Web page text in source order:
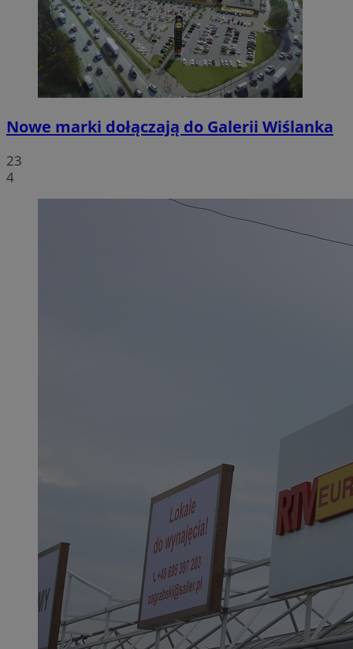
Nowe marki dołączają do Galerii Wiślanka
23
4